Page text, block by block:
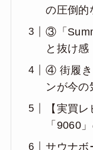
の圧倒的
③「
と抜け感
④ 街履き
ンが今の
【実買
「9060
サウナボ